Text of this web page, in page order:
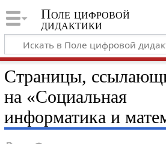
Поле цифровой
дидактики
Страницы,
на «Социальная
информатика и